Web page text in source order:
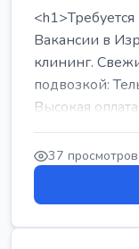
Вакансии в
клининг.
подвозкой:
Высокая
...
37 просмотров